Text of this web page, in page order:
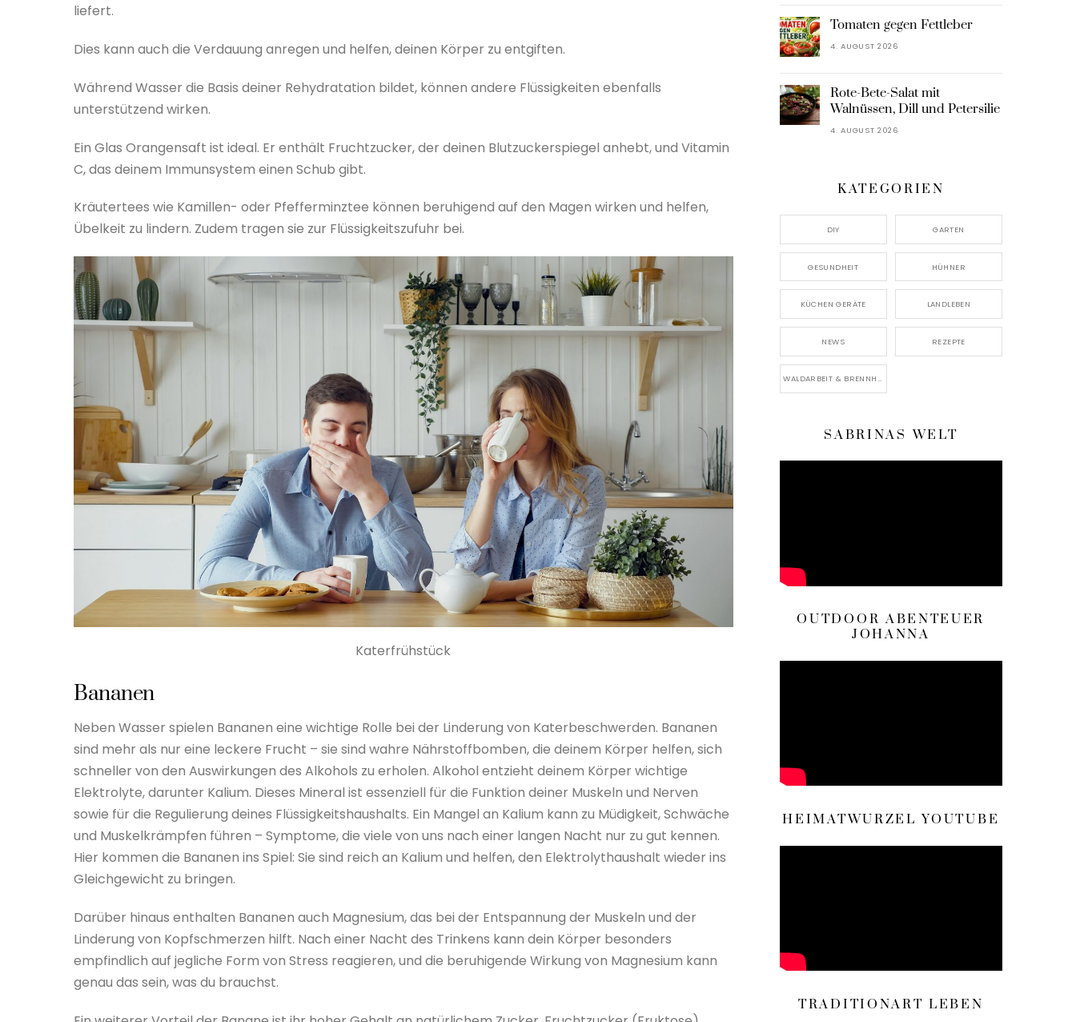
liefert.
Dies kann auch die Verdauung anregen und helfen, deinen Körper zu entgiften.
Während Wasser die Basis deiner Rehydratation bildet, können andere Flüssigkeiten ebenfalls
unterstützend wirken.
Ein Glas Orangensaft ist ideal. Er enthält Fruchtzucker, der deinen Blutzuckerspiegel anhebt, und Vitamin
C, das deinem Immunsystem einen Schub gibt.
Kräutertees wie Kamillen- oder Pfefferminztee können beruhigend auf den Magen wirken und helfen,
Übelkeit zu lindern. Zudem tragen sie zur Flüssigkeitszufuhr bei.
Katerfrühstück
Bananen
Neben Wasser spielen Bananen eine wichtige Rolle bei der Linderung von Katerbeschwerden. Bananen
sind mehr als nur eine leckere Frucht – sie sind wahre Nährstoffbomben, die deinem Körper helfen, sich
schneller von den Auswirkungen des Alkohols zu erholen. Alkohol entzieht deinem Körper wichtige
Elektrolyte, darunter Kalium. Dieses Mineral ist essenziell für die Funktion deiner Muskeln und Nerven
sowie für die Regulierung deines Flüssigkeitshaushalts. Ein Mangel an Kalium kann zu Müdigkeit, Schwäche
und Muskelkrämpfen führen – Symptome, die viele von uns nach einer langen Nacht nur zu gut kennen.
Hier kommen die Bananen ins Spiel: Sie sind reich an Kalium und helfen, den Elektrolythaushalt wieder ins
Gleichgewicht zu bringen.
Darüber hinaus enthalten Bananen auch Magnesium, das bei der Entspannung der Muskeln und der
Linderung von Kopfschmerzen hilft. Nach einer Nacht des Trinkens kann dein Körper besonders
empfindlich auf jegliche Form von Stress reagieren, und die beruhigende Wirkung von Magnesium kann
genau das sein, was du brauchst.
Tomaten gegen Fettleber
4. AUGUST 2026
Rote-Bete-Salat mit
Walnüssen, Dill und Petersilie
4. AUGUST 2026
KATEGORIEN
DIY GARTEN
GESUNDHEIT HÜHNER
KÜCHEN GERÄTE LANDLEBEN
NEWS REZEPTE
WALDARBEIT & BRENNHOLZ
SABRINAS WELT
OUTDOOR ABENTEUER
JOHANNA
HEIMATWURZEL YOUTUBE
TRADITIONART LEBEN